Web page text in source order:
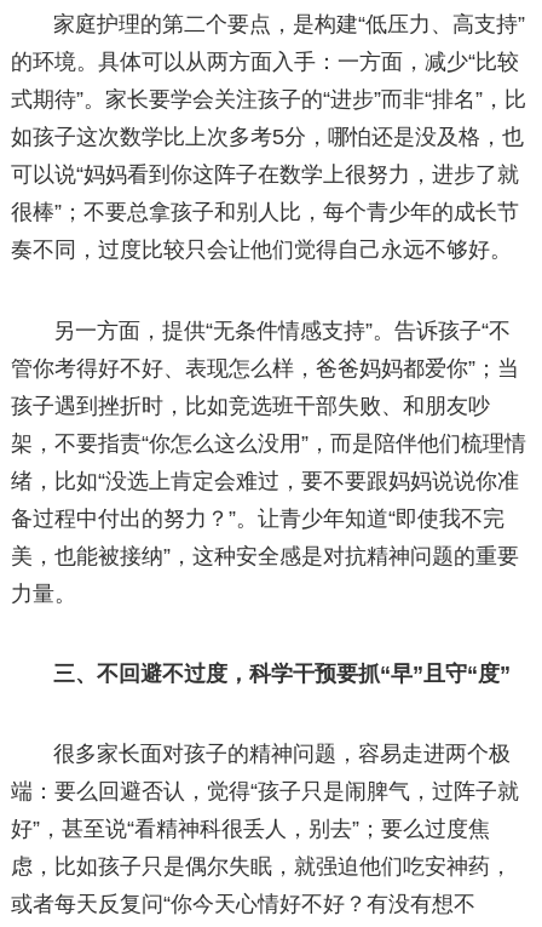
家庭护理的第二个要点，是构建“低压力、高支持”
的环境。具体可以从两方面入手：一方面，减少“比较
式期待”。家长要学会关注孩子的“进步”而非“排名”，比
如孩子这次数学比上次多考5分，哪怕还是没及格，也
可以说“妈妈看到你这阵子在数学上很努力，进步了就
很棒”；不要总拿孩子和别人比，每个青少年的成长节
奏不同，过度比较只会让他们觉得自己永远不够好。
另一方面，提供“无条件情感支持”。告诉孩子“不
管你考得好不好、表现怎么样，爸爸妈妈都爱你”；当
孩子遇到挫折时，比如竞选班干部失败、和朋友吵
架，不要指责“你怎么这么没用”，而是陪伴他们梳理情
绪，比如“没选上肯定会难过，要不要跟妈妈说说你准
备过程中付出的努力？”。让青少年知道“即使我不完
美，也能被接纳”，这种安全感是对抗精神问题的重要
力量。
三、不回避不过度，科学干预要抓“早”且守“度”
很多家长面对孩子的精神问题，容易走进两个极
端：要么回避否认，觉得“孩子只是闹脾气，过阵子就
好”，甚至说“看精神科很丢人，别去”；要么过度焦
虑，比如孩子只是偶尔失眠，就强迫他们吃安神药，
或者每天反复问“你今天心情好不好？有没有想不